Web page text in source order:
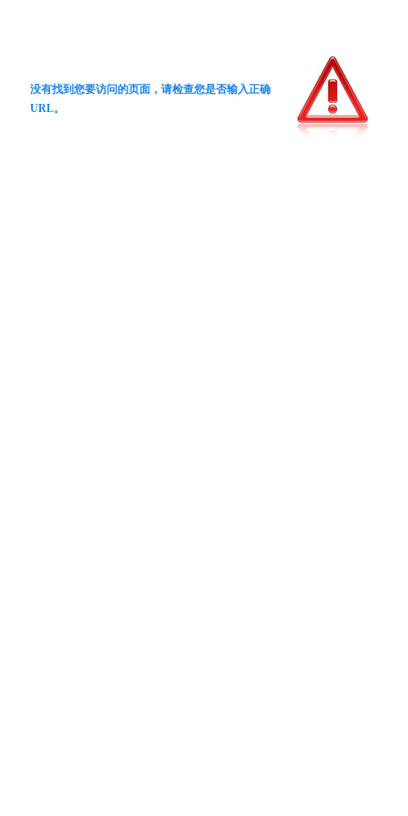
没有找到您要访问的页面，请检查您是否输入正确
URL。